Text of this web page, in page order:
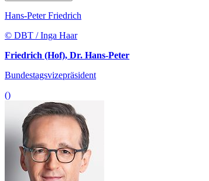
Hans-Peter Friedrich
© DBT / Inga Haar
Friedrich (Hof), Dr. Hans-Peter
Bundestagsvizepräsident
()